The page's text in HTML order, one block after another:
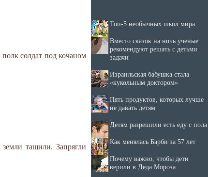
солдат под кочаном
тащили. Запрягли
Топ-5 необычных школ мира
Вместо сказок на ночь ученые
рекомендуют решать с детьми
задачи
Израильская бабушка стала
«кукольным доктором»
Пять продуктов, которых лучше
не давать детям
Детям разрешили есть еду с пола
Как менялась Барби за 57 лет
Почему важно, чтобы дети
верили в Деда Мороза